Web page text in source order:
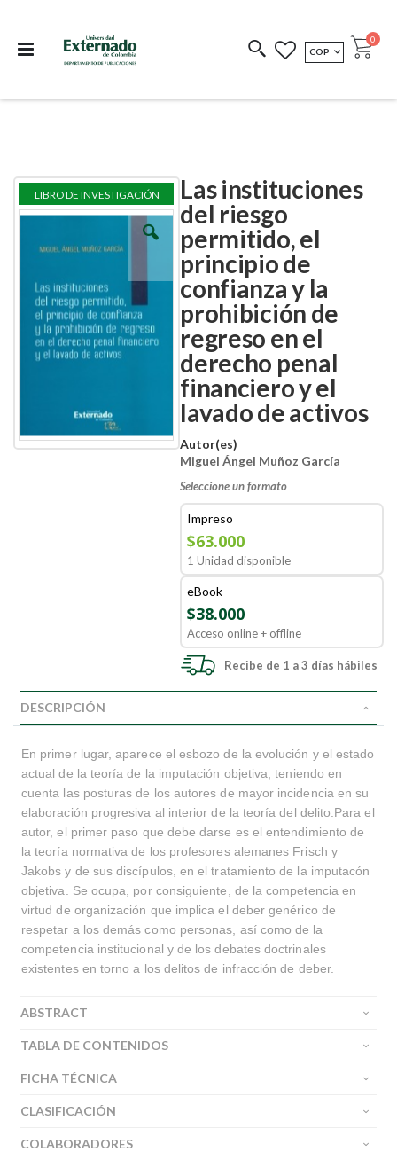
COEDICIONES REDIMIR CÓDIGO
MONEDA
COP Cart
0
Las instituciones
del riesgo
permitido, el
principio de
confianza y la
prohibición de
regreso en el
derecho penal
financiero y el
lavado de activos
Autor(es)
Miguel Ángel Muñoz García
Seleccione un formato
Impreso
$63.000
1 Unidad disponible
eBook
$38.000
Acceso online + offline
Recibe de 1 a 3 días hábiles
Skip
the
images
gallery
Skip
the
images
gallery
LIBRO DE INVESTIGACIÓN
DESCRIPCIÓN
En primer lugar, aparece el esbozo de la evolución y el estado
actual de la teoría de la imputación objetiva, teniendo en
cuenta las posturas de los autores de mayor incidencia en su
elaboración progresiva al interior de la teoría del delito.Para el
autor, el primer paso que debe darse es el entendimiento de
la teoría normativa de los profesores alemanes Frisch y
Jakobs y de sus discípulos, en el tratamiento de la imputacón
objetiva. Se ocupa, por consiguiente, de la competencia en
virtud de organización que implica el deber genérico de
respetar a los demás como personas, así como de la
competencia institucional y de los debates doctrinales
existentes en torno a los delitos de infracción de deber.
ABSTRACT
TABLA DE CONTENIDOS
FICHA TÉCNICA
CLASIFICACIÓN
COLABORADORES